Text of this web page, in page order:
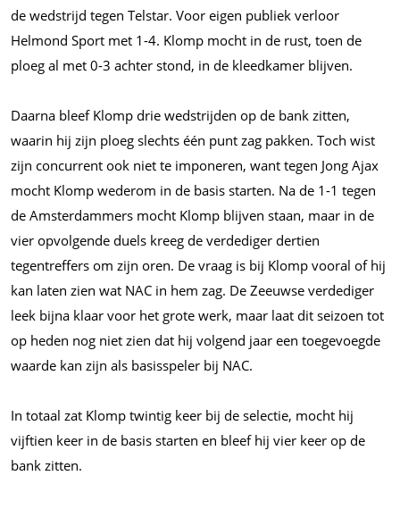
de wedstrijd tegen Telstar. Voor eigen publiek verloor
Helmond Sport met 1-4. Klomp mocht in de rust, toen de
ploeg al met 0-3 achter stond, in de kleedkamer blijven.
Daarna bleef Klomp drie wedstrijden op de bank zitten,
waarin hij zijn ploeg slechts één punt zag pakken. Toch wist
zijn concurrent ook niet te imponeren, want tegen Jong Ajax
mocht Klomp wederom in de basis starten. Na de 1-1 tegen
de Amsterdammers mocht Klomp blijven staan, maar in de
vier opvolgende duels kreeg de verdediger dertien
tegentreffers om zijn oren. De vraag is bij Klomp vooral of hij
kan laten zien wat NAC in hem zag. De Zeeuwse verdediger
leek bijna klaar voor het grote werk, maar laat dit seizoen tot
op heden nog niet zien dat hij volgend jaar een toegevoegde
waarde kan zijn als basisspeler bij NAC.
In totaal zat Klomp twintig keer bij de selectie, mocht hij
vijftien keer in de basis starten en bleef hij vier keer op de
bank zitten.